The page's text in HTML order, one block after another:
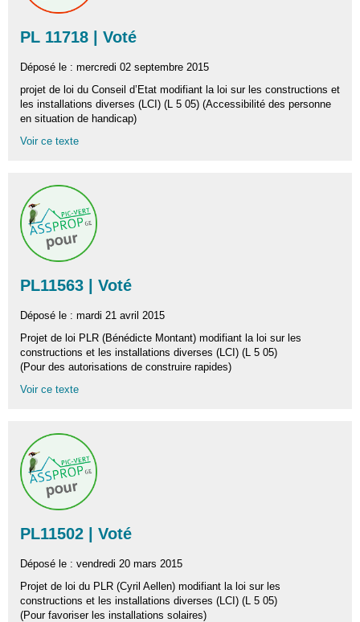
PL 11718 | Voté
Déposé le : mercredi 02 septembre 2015
projet de loi du Conseil d’Etat modifiant la loi sur les constructions et
les installations diverses (LCI) (L 5 05) (Accessibilité des personne
en situation de handicap)
Voir ce texte
PL11563 | Voté
Déposé le : mardi 21 avril 2015
Projet de loi PLR (Bénédicte Montant) modifiant la loi sur les
constructions et les installations diverses (LCI) (L 5 05)
(Pour des autorisations de construire rapides)
Voir ce texte
PL11502 | Voté
Déposé le : vendredi 20 mars 2015
Projet de loi du PLR (Cyril Aellen) modifiant la loi sur les
constructions et les installations diverses (LCI) (L 5 05)
(Pour favoriser les installations solaires)